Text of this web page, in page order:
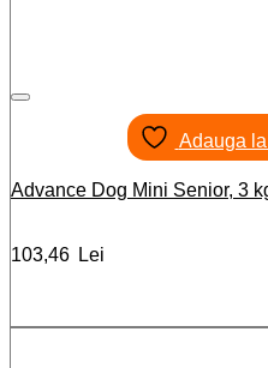
Adauga
Advance Dog Mini Senior, 3
103,46 Lei